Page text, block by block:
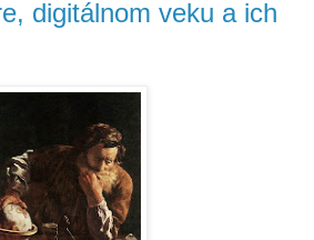
digitálnom veku a ich